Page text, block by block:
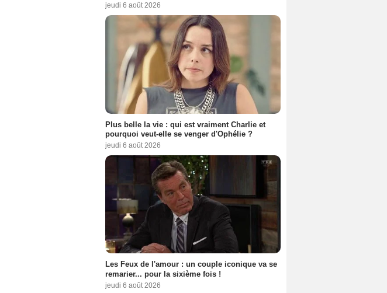
jeudi 6 août 2026
Plus belle la vie : qui est vraiment Charlie et
pourquoi veut-elle se venger d'Ophélie ?
jeudi 6 août 2026
Les Feux de l'amour : un couple iconique va se
remarier... pour la sixième fois !
jeudi 6 août 2026